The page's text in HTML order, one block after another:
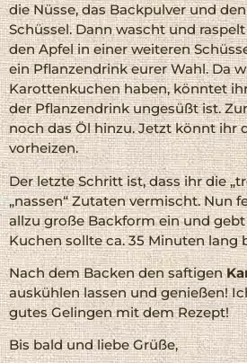
die Nüsse, das Backpulver und
Schüssel. Dann wascht und
den Apfel in einer weiteren
ein Pflanzendrink eurer Wahl. Da
Karottenkuchen haben, könntet
der Pflanzendrink ungesüßt ist.
noch das Öl hinzu. Jetzt könnt ihr
vorheizen.
Der letzte Schritt ist, dass ihr die
„nassen“ Zutaten vermischt. Nun
allzu große Backform ein und gebt
Kuchen sollte ca. 35 Minuten lang
Nach dem Backen den saftigen
auskühlen lassen und genießen!
gutes Gelingen mit dem Rezept!
Bis bald und liebe Grüße,